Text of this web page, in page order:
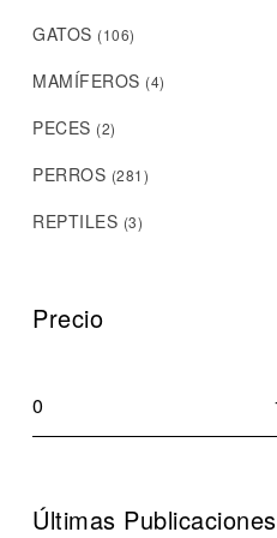
GATOS (106)
MAMÍFEROS (4)
PECES (2)
PERROS (281)
REPTILES (3)
Precio
Últimas Publicaciones